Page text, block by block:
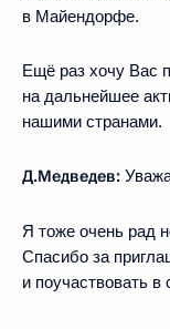
в Майендорфе.
Ещё раз хочу Вас
на дальнейшее
нашими странами.
Д.Медведев:
Я тоже очень рад
Спасибо за
и поучаствовать в